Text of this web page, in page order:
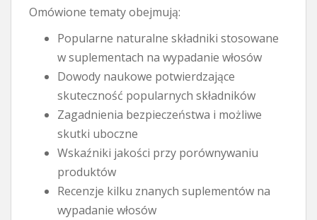
Omówione tematy obejmują:
Popularne naturalne składniki stosowane
w suplementach na wypadanie włosów
Dowody naukowe potwierdzające
skuteczność popularnych składników
Zagadnienia bezpieczeństwa i możliwe
skutki uboczne
Wskaźniki jakości przy porównywaniu
produktów
Recenzje kilku znanych suplementów na
wypadanie włosów